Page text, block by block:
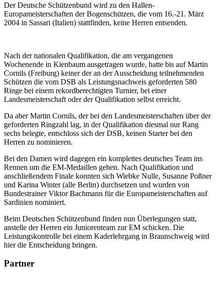
Der Deutsche Schützenbund wird zu den Hallen-
Europameisterschaften der Bogenschützen, die vom 16.-21. März
2004 in Sassari (Italien) stattfinden, keine Herren entsenden.
Nach der nationalen Qualifikation, die am vergangenen
Wochenende in Kienbaum ausgetragen wurde, hatte bis auf Martin
Cornils (Freiburg) keiner der an der Ausscheidung teilnehmenden
Schützen die vom DSB als Leistungsnachweis geforderten 580
Ringe bei einem rekordberechtigten Turnier, bei einer
Landesmeisterschaft oder der Qualifikation selbst erreicht.
Da aber Martin Cornils, der bei den Landesmeisterschaften über der
geforderten Ringzahl lag, in der Qualifikation diesmal nur Rang
sechs belegte, entschloss sich der DSB, keinen Starter bei den
Herren zu nominieren.
Bei den Damen wird dagegen ein komplettes deutsches Team ins
Rennen um die EM-Medaillen gehen. Nach Qualifikation und
anschließendem Finale konnten sich Wiebke Nulle, Susanne Poßner
und Karina Winter (alle Berlin) durchsetzen und wurden von
Bundestrainer Viktor Bachmann für die Europameisterschaften auf
Sardinien nominiert.
Beim Deutschen Schützenbund finden nun Überlegungen statt,
anstelle der Herren ein Juniorenteam zur EM schicken. Die
Leistungskontrolle bei einem Kaderlehrgang in Braunschweig wird
hier die Entscheidung bringen.
Partner